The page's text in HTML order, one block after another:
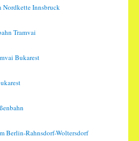
Nordkette Innsbruck
Tramvai
Bukarest
Berlin-Rahnsdorf-Woltersdorf